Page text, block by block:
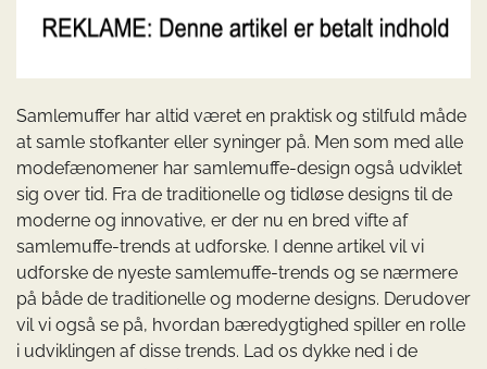
Samlemuffer har altid været en praktisk og stilfuld måde
at samle stofkanter eller syninger på. Men som med alle
modefænomener har samlemuffe-design også udviklet
sig over tid. Fra de traditionelle og tidløse designs til de
moderne og innovative, er der nu en bred vifte af
samlemuffe-trends at udforske. I denne artikel vil vi
udforske de nyeste samlemuffe-trends og se nærmere
på både de traditionelle og moderne designs. Derudover
vil vi også se på, hvordan bæredygtighed spiller en rolle
i udviklingen af disse trends. Lad os dykke ned i de